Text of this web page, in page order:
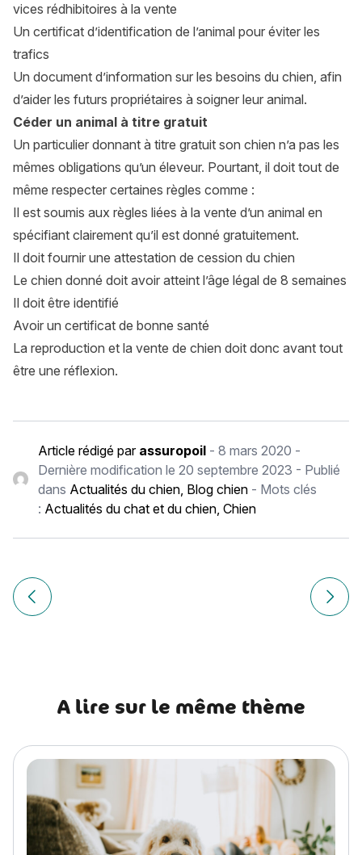
vices rédhibitoires à la vente
Un certificat d’identification de l’animal pour éviter les
trafics
Un document d’information sur les besoins du chien, afin
d’aider les futurs propriétaires à soigner leur animal.
Céder un animal à titre gratuit
Un particulier donnant à titre gratuit son chien n’a pas les
mêmes obligations qu’un éleveur. Pourtant, il doit tout de
même respecter certaines règles comme :
Il est soumis aux règles liées à la vente d’un animal en
spécifiant clairement qu’il est donné gratuitement.
Il doit fournir une attestation de cession du chien
Le chien donné doit avoir atteint l’âge légal de 8 semaines
Il doit être identifié
Avoir un certificat de bonne santé
La reproduction et la vente de chien doit donc avant tout
être une réflexion.
Article rédigé par assuropoil- 8 mars 2020 -
Dernière modification le 20 septembre 2023 - Publié
dans Actualités du chien, Blog chien- Mots clés
: Actualités du chat et du chien, Chien
Navigation
de
Article précédent Setter irlandais rouge et blanc Article
A lire sur le même thème